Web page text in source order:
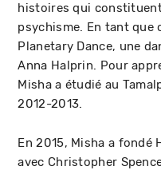
histoires qui
psychisme. En tant que
Planetary Dance, une
Anna Halprin. Pour
Misha a étudié au
2012-2013.
En 2015, Misha a fondé
avec Christopher